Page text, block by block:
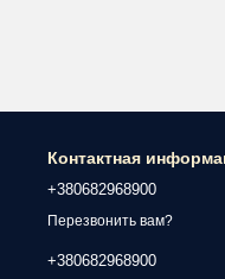
Контактная
+380682968900
Перезвонить вам?
+380682968900